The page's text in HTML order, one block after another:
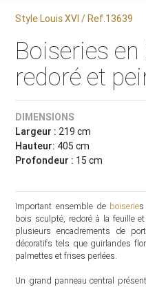
Style Louis XVI / Ref.13639
Boiseries
redoré et
DIMENSIONS
Largeur : 219 cm
Hauteur: 405 cm
Profondeur : 15 cm
Important ensemble de boiseries
bois sculpté, redoré à la feuille
plusieurs encadrements de
décoratifs tels que guirlandes
palmettes et frises perlées.
Un grand panneau central